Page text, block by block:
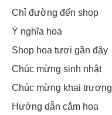
Chỉ đường đến shop
Ý nghĩa hoa
Shop hoa tươi gần đây
Chúc mừng sinh nhật
Chúc mừng khai trương
Hướng dẫn cắm hoa